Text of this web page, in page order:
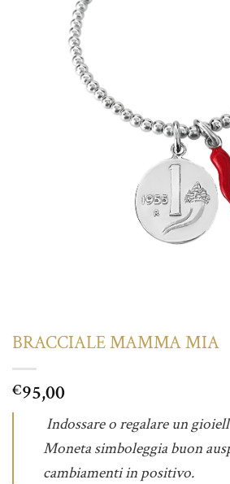
BRACCIALE MAMMA MIA
€95,00
Indossare o regalare un
Moneta simboleggia buon
cambiamenti in positivo.